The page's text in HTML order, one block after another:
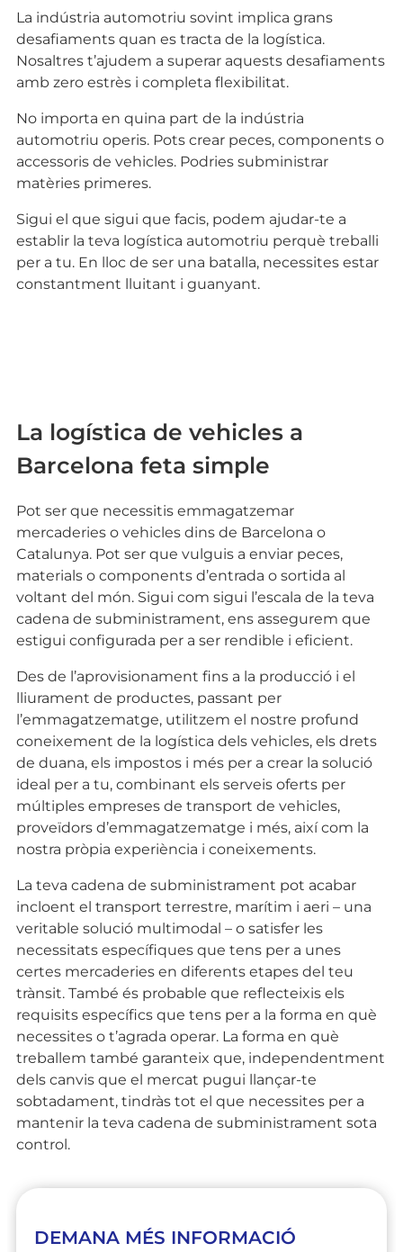
La indústria automotriu sovint implica grans
desafiaments quan es tracta de la logística.
Nosaltres t’ajudem a superar aquests desafiaments
amb zero estrès i completa flexibilitat.
No importa en quina part de la indústria
automotriu operis. Pots crear peces, components o
accessoris de vehicles. Podries subministrar
matèries primeres.
Sigui el que sigui que facis, podem ajudar-te a
establir la teva logística automotriu perquè treballi
per a tu. En lloc de ser una batalla, necessites estar
constantment lluitant i guanyant.
La logística de vehicles a
Barcelona feta simple
Pot ser que necessitis emmagatzemar
mercaderies o vehicles dins de Barcelona o
Catalunya. Pot ser que vulguis a enviar peces,
materials o components d’entrada o sortida al
voltant del món. Sigui com sigui l’escala de la teva
cadena de subministrament, ens assegurem que
estigui configurada per a ser rendible i eficient.
Des de l’aprovisionament fins a la producció i el
lliurament de productes, passant per
l’emmagatzematge, utilitzem el nostre profund
coneixement de la logística dels vehicles, els drets
de duana, els impostos i més per a crear la solució
ideal per a tu, combinant els serveis oferts per
múltiples empreses de transport de vehicles,
proveïdors d’emmagatzematge i més, així com la
nostra pròpia experiència i coneixements.
La teva cadena de subministrament pot acabar
incloent el transport terrestre, marítim i aeri – una
veritable solució multimodal – o satisfer les
necessitats específiques que tens per a unes
certes mercaderies en diferents etapes del teu
trànsit. També és probable que reflecteixis els
requisits específics que tens per a la forma en què
necessites o t’agrada operar. La forma en què
treballem també garanteix que, independentment
dels canvis que el mercat pugui llançar-te
sobtadament, tindràs tot el que necessites per a
mantenir la teva cadena de subministrament sota
control.
DEMANA MÉS INFORMACIÓ